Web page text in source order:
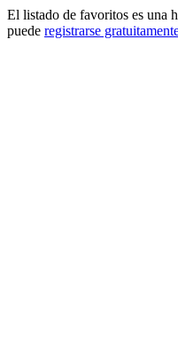
El listado de favoritos es una
puede registrarse